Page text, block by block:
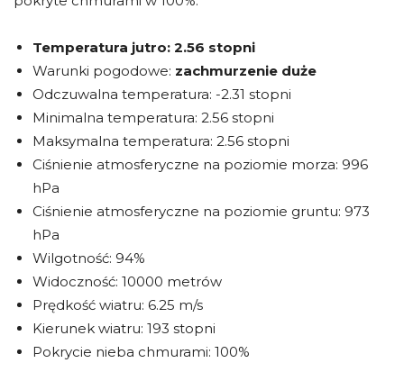
Temperatura jutro: 2.56 stopni
Warunki pogodowe: zachmurzenie duże
Odczuwalna temperatura: -2.31 stopni
Minimalna temperatura: 2.56 stopni
Maksymalna temperatura: 2.56 stopni
Ciśnienie atmosferyczne na poziomie morza: 996
hPa
Ciśnienie atmosferyczne na poziomie gruntu: 973
hPa
Wilgotność: 94%
Widoczność: 10000 metrów
Prędkość wiatru: 6.25 m/s
Kierunek wiatru: 193 stopni
Pokrycie nieba chmurami: 100%